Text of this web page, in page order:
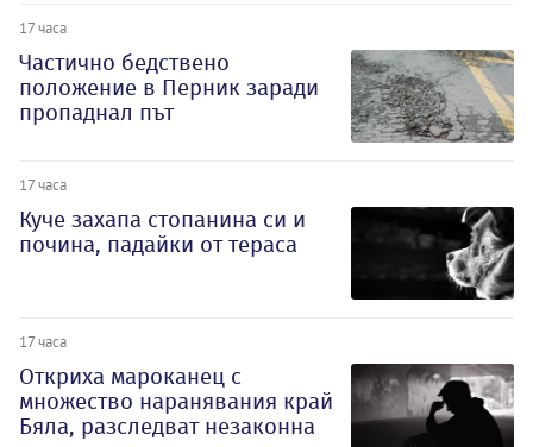
17 часа
Частично бедствено
положение в Перник заради
пропаднал път
17 часа
Куче захапа стопанина си и
почина, падайки от тераса
17 часа
Откриха мароканец с
множество наранявания край
Бяла, разследват незаконна